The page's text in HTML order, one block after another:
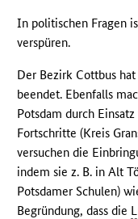
In politischen Fragen
verspüren.
Der Bezirk Cottbus
beendet. Ebenfalls
Potsdam durch
Fortschritte (Kreis
versuchen die
indem sie z. B. in Alt
Potsdamer Schulen)
Begründung, dass die